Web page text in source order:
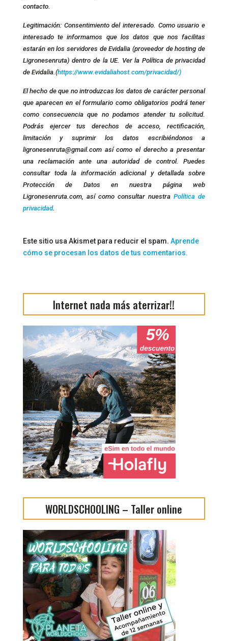
contacto.
Legitimación: Consentimiento del interesado. Como usuario e
interesado te informamos que los datos que nos facilitas
estarán en los servidores de Evidalia (proveedor de hosting de
Ligronesenruta) dentro de la UE. Ver la Política de privacidad
de Evidalia.(https://www.evidaliahost.com/privacidad/)
El hecho de que no introduzcas los datos de carácter personal
que aparecen en el formulario como obligatorios podrá tener
como consecuencia que no podamos atender tu solicitud.
Podrás ejercer tus derechos de acceso, rectificación,
limitación y suprimir los datos escribiéndonos a
ligronesenruta@gmail.com así como el derecho a presentar
una reclamación ante una autoridad de control. Puedes
consultar toda la información adicional y detallada sobre
Protección de Datos en nuestra página web
Ligronesenruta.com, así como consultar nuestraPolítica de
privacidad.
Este sitio usa Akismet para reducir el spam. Aprende
cómo se procesan los datos de tus comentarios.
Internet nada más aterrizar!!
WORLDSCHOOLING – Taller online